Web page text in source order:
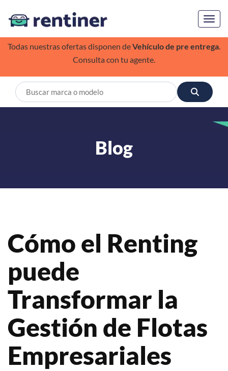
Todas nuestras ofertas disponen deVehículo de pre entrega.
Consulta con tu agente.
Blog
Cómo el Renting
puede
Transformar la
Gestión de Flotas
Empresariales